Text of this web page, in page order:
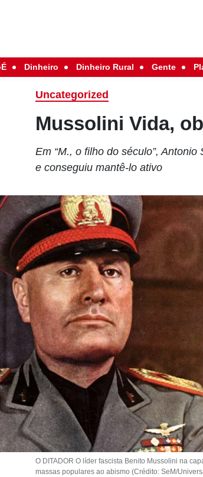
Dinheiro Dinheiro Rural Gente
Uncategorized
Mussolini Vida,
Em “M., o filho do século”,
e conseguiu mantê-lo ativo
O DITADOR O líder fascista Benito Mussolini na
massas populares ao abismo (Crédito: SeM/